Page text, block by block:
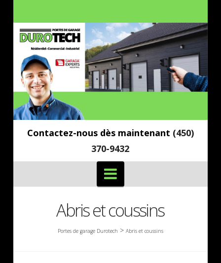
Contactez-nous dès maintenant (450)
370-9432
Navigation
Abris et coussins
Portes de garage Durotech > Abris et coussins